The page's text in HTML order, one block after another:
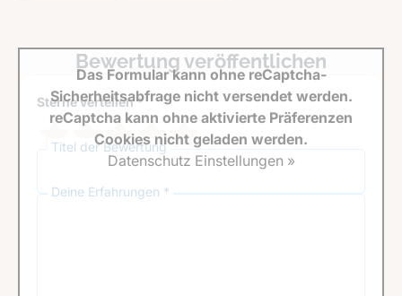
Bewertung veröffentlichen
Sterne verteilen *
Titel der Bewertung
Deine Erfahrungen *
Das Formular kann ohne reCaptcha-
Sicherheitsabfrage nicht versendet werden.
reCaptcha kann ohne aktivierte Präferenzen
Cookies nicht geladen werden.
Datenschutz Einstellungen »